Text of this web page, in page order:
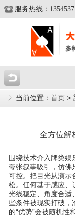
服务热线：
当前位置： 首页 >
全方位解
围绕技术介入牌类娱
夸张叙事吸引，仿佛
可控。把目光从演示
松。任何基于感应、
光线稳定、角度合适
些条件被现实打破，
的“优势”会被随机性